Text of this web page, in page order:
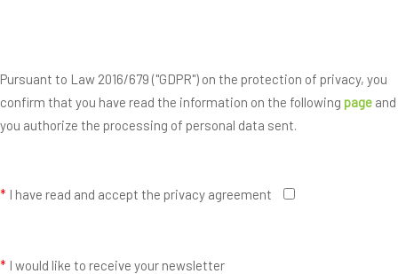
Pursuant to Law 2016/679 ("GDPR") on the protection of privacy, you
confirm that you have read the information on the following page and
you authorize the processing of personal data sent.
* I have read and accept the privacy agreement
* I would like to receive your newsletter